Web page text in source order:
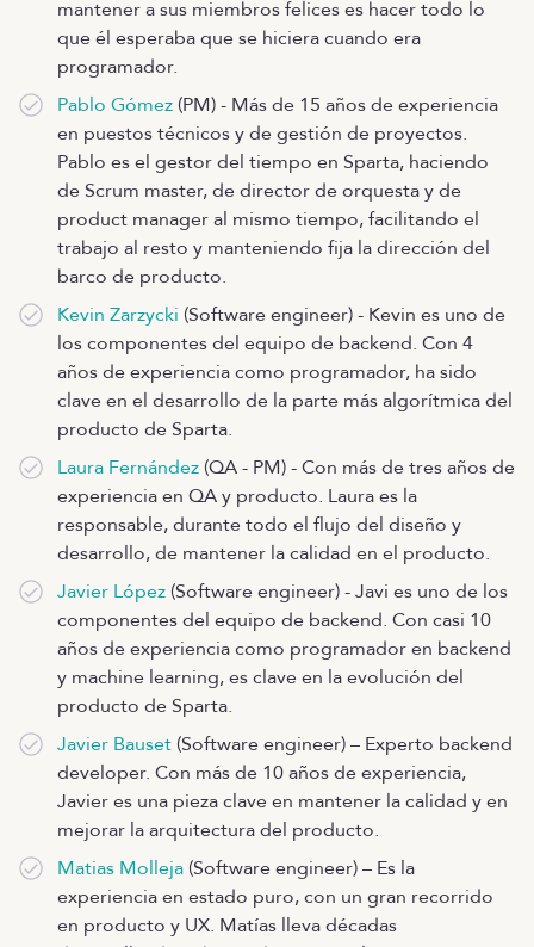
mantener a sus miembros felices es hacer todo lo
que él esperaba que se hiciera cuando era
programador.
Pablo Gómez (PM) - Más de 15 años de experiencia
en puestos técnicos y de gestión de proyectos.
Pablo es el gestor del tiempo en Sparta, haciendo
de Scrum master, de director de orquesta y de
product manager al mismo tiempo, facilitando el
trabajo al resto y manteniendo fija la dirección del
barco de producto.
Kevin Zarzycki (Software engineer) - Kevin es uno de
los componentes del equipo de backend. Con 4
años de experiencia como programador, ha sido
clave en el desarrollo de la parte más algorítmica del
producto de Sparta.
Laura Fernández (QA - PM) - Con más de tres años de
experiencia en QA y producto. Laura es la
responsable, durante todo el flujo del diseño y
desarrollo, de mantener la calidad en el producto.
Javier López (Software engineer) - Javi es uno de los
componentes del equipo de backend. Con casi 10
años de experiencia como programador en backend
y machine learning, es clave en la evolución del
producto de Sparta.
Javier Bauset (Software engineer) – Experto backend
developer. Con más de 10 años de experiencia,
Javier es una pieza clave en mantener la calidad y en
mejorar la arquitectura del producto.
Matias Molleja (Software engineer) – Es la
experiencia en estado puro, con un gran recorrido
en producto y UX. Matías lleva décadas